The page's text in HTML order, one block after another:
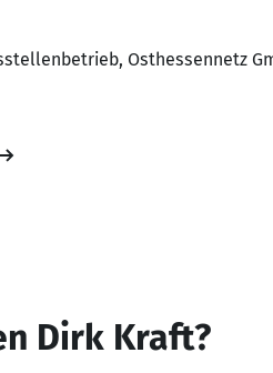
Osthessennetz
Dirk Kraft?